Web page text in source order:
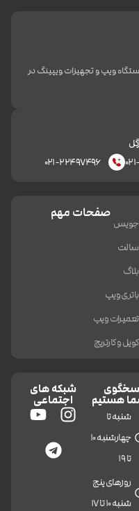
ویپ و تجهیزات ویپینگ در
۰۲۱-۲۲۴۹۷۴۹۶
صفحات مهم
جویس
سالت
بلاگ
باتری ویپ
تعمیرات ویپ
کویل و کارتریج
هستیم
شنبه تا
چهارشنبه 10
تا 19
روزهای پنج
شنبه 10 تا 17
شبکه های
اجتماعی